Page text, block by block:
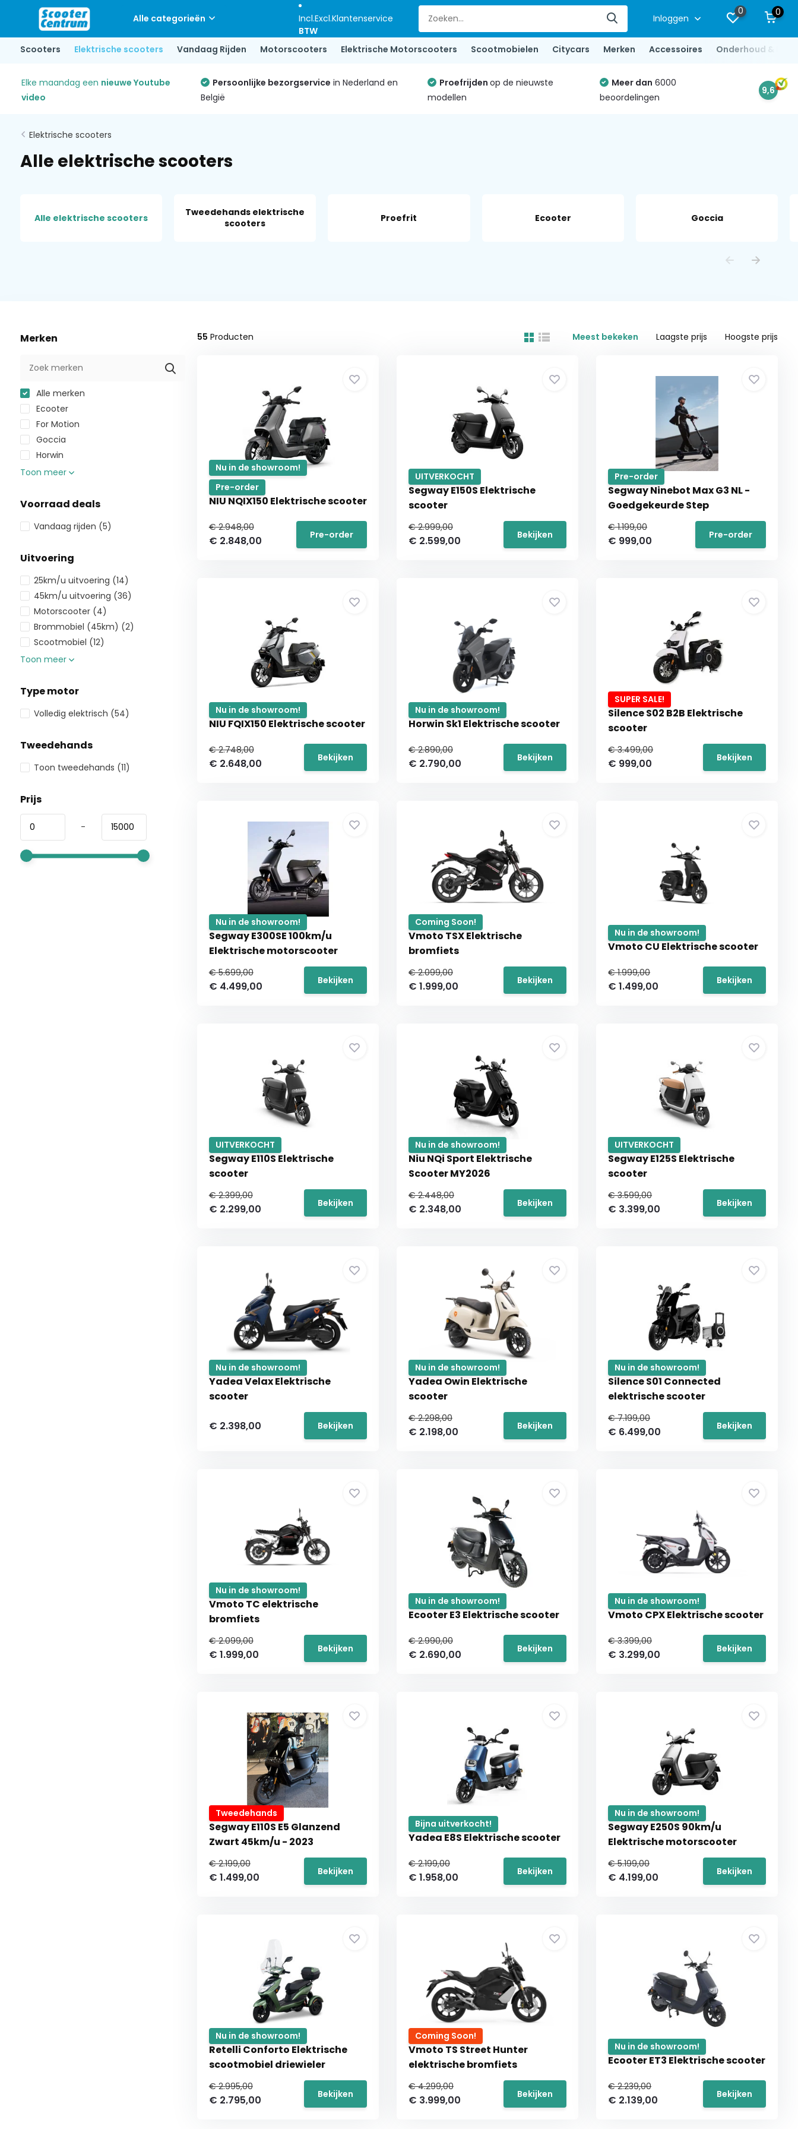
Alle categorieën Incl.Excl.
BTW
Klantenservice Inloggen
0 0
Scooters Elektrische scooters Vandaag Rijden Motorscooters Elektrische Motorscooters Scootmobielen Citycars Merken Accessoires Onderhoud &
Elke maandag een nieuwe Youtube
video
Persoonlijke bezorgservice in Nederland en
België
Proefrijdenop de nieuwste
modellen
Meer dan 6000
beoordelingen
9,6
Elektrische scooters
Alle elektrische scooters
Alle elektrische scooters
Tweedehands elektrische
scooters
Proefrit Ecooter Goccia
Merken
Alle merken
Ecooter
For Motion
Goccia
Horwin
Toon meer
Voorraad deals
Vandaag rijden (5)
Uitvoering
25km/u uitvoering (14)
45km/u uitvoering (36)
Motorscooter (4)
Brommobiel (45km) (2)
Scootmobiel (12)
Toon meer
Type motor
Volledig elektrisch (54)
Tweedehands
Toon tweedehands (11)
Prijs
-
55 Producten Meest bekeken Laagste prijs Hoogste prijs
Pre-order
Nu in de showroom!
NIU NQIX150 Elektrische scooter
€ 2.948,00
€ 2.848,00 Pre-order
UITVERKOCHT
Segway E150S Elektrische
scooter
€ 2.999,00
€ 2.599,00 Bekijken
Pre-order
Segway Ninebot Max G3 NL -
Goedgekeurde Step
€ 1.199,00
€ 999,00 Pre-order
Nu in de showroom!
NIU FQIX150 Elektrische scooter
€ 2.748,00
€ 2.648,00 Bekijken
Nu in de showroom!
Horwin Sk1 Elektrische scooter
€ 2.890,00
€ 2.790,00 Bekijken
SUPER SALE!
Silence S02 B2B Elektrische
scooter
€ 3.499,00
€ 999,00 Bekijken
Nu in de showroom!
Segway E300SE 100km/u
Elektrische motorscooter
€ 5.699,00
€ 4.499,00 Bekijken
Coming Soon!
Vmoto TSX Elektrische
bromfiets
€ 2.099,00
€ 1.999,00 Bekijken
Nu in de showroom!
Vmoto CU Elektrische scooter
€ 1.999,00
€ 1.499,00 Bekijken
UITVERKOCHT
Segway E110S Elektrische
scooter
€ 2.399,00
€ 2.299,00 Bekijken
Nu in de showroom!
Niu NQi Sport Elektrische
Scooter MY2026
€ 2.448,00
€ 2.348,00 Bekijken
UITVERKOCHT
Segway E125S Elektrische
scooter
€ 3.599,00
€ 3.399,00 Bekijken
Nu in de showroom!
Yadea Velax Elektrische
scooter
€ 2.398,00 Bekijken
Nu in de showroom!
Yadea Owin Elektrische
scooter
€ 2.298,00
€ 2.198,00 Bekijken
Nu in de showroom!
Silence S01 Connected
elektrische scooter
€ 7.199,00
€ 6.499,00 Bekijken
Nu in de showroom!
Vmoto TC elektrische
bromfiets
€ 2.099,00
€ 1.999,00 Bekijken
Nu in de showroom!
Ecooter E3 Elektrische scooter
€ 2.990,00
€ 2.690,00 Bekijken
Nu in de showroom!
Vmoto CPX Elektrische scooter
€ 3.399,00
€ 3.299,00 Bekijken
Tweedehands
Segway E110S E5 Glanzend
Zwart 45km/u - 2023
€ 2.199,00
€ 1.499,00 Bekijken
Bijna uitverkocht!
Yadea E8S Elektrische scooter
€ 2.199,00
€ 1.958,00 Bekijken
Nu in de showroom!
Segway E250S 90km/u
Elektrische motorscooter
€ 5.199,00
€ 4.199,00 Bekijken
Nu in de showroom!
Retelli Conforto Elektrische
scootmobiel driewieler
€ 2.995,00
€ 2.795,00 Bekijken
Coming Soon!
Vmoto TS Street Hunter
elektrische bromfiets
€ 4.299,00
€ 3.999,00 Bekijken
Nu in de showroom!
Ecooter ET3 Elektrische scooter
€ 2.239,00
€ 2.139,00 Bekijken